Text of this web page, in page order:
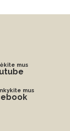
mus
mus